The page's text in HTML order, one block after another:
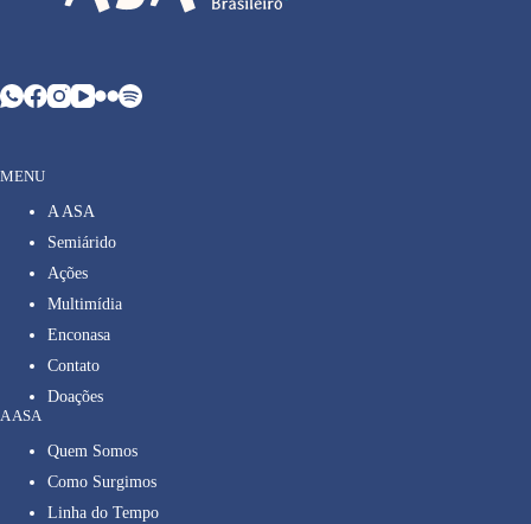
MENU
A ASA
Semiárido
Ações
Multimídia
Enconasa
Contato
Doações
A ASA
Quem Somos
Como Surgimos
Linha do Tempo